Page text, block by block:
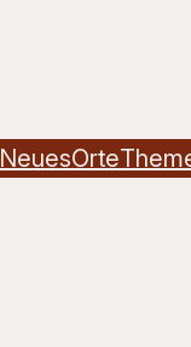
NeuesOrte